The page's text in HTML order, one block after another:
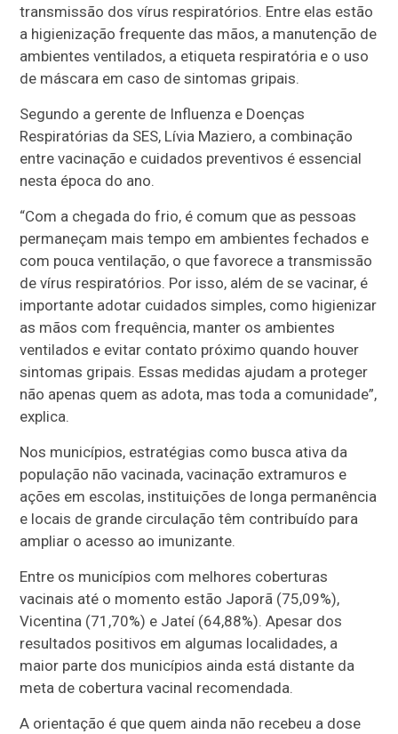
transmissão dos vírus respiratórios. Entre elas estão
a higienização frequente das mãos, a manutenção de
ambientes ventilados, a etiqueta respiratória e o uso
de máscara em caso de sintomas gripais.
Segundo a gerente de Influenza e Doenças
Respiratórias da SES, Lívia Maziero, a combinação
entre vacinação e cuidados preventivos é essencial
nesta época do ano.
“Com a chegada do frio, é comum que as pessoas
permaneçam mais tempo em ambientes fechados e
com pouca ventilação, o que favorece a transmissão
de vírus respiratórios. Por isso, além de se vacinar, é
importante adotar cuidados simples, como higienizar
as mãos com frequência, manter os ambientes
ventilados e evitar contato próximo quando houver
sintomas gripais. Essas medidas ajudam a proteger
não apenas quem as adota, mas toda a comunidade”,
explica.
Nos municípios, estratégias como busca ativa da
população não vacinada, vacinação extramuros e
ações em escolas, instituições de longa permanência
e locais de grande circulação têm contribuído para
ampliar o acesso ao imunizante.
Entre os municípios com melhores coberturas
vacinais até o momento estão Japorã (75,09%),
Vicentina (71,70%) e Jateí (64,88%). Apesar dos
resultados positivos em algumas localidades, a
maior parte dos municípios ainda está distante da
meta de cobertura vacinal recomendada.
A orientação é que quem ainda não recebeu a dose